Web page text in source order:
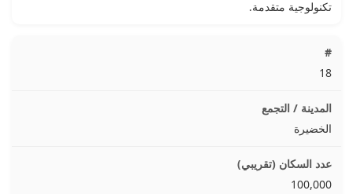
تكنولوجية متقدمة.
18
الخضيرة
100,000